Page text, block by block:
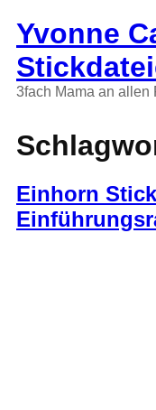
Inhalt
springen
Yvonne
3fach Mama an allen
Einhorn